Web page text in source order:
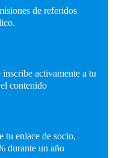
de referidos
activamente a tu
contenido
tu enlace de socio,
durante un año